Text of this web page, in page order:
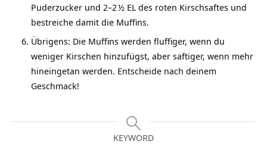
Puderzucker und 2–2 ½ EL des roten Kirschsaftes und
bestreiche damit die Muffins.
Übrigens: Die Muffins werden fluffiger, wenn du
weniger Kirschen hinzufügst, aber saftiger, wenn mehr
hineingetan werden. Entscheide nach deinem
Geschmack!
KEYWORD